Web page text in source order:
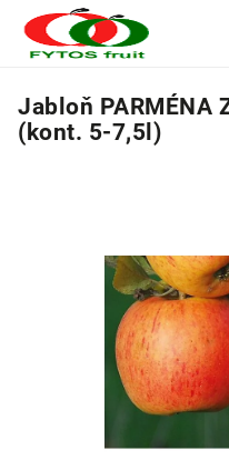
Jabloň PARMÉNA
(kont. 5-7,5l)